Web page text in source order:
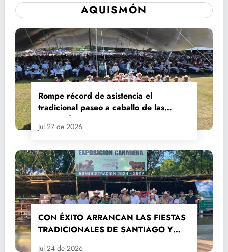
AQUISMÓN
Rompe récord de asistencia el
tradicional paseo a caballo de las
Fiestas de Santiago y Santa Ana
Jul 27 de 2026
CON ÉXITO ARRANCAN LAS FIESTAS
TRADICIONALES DE SANTIAGO Y
Jul 24 de 2026